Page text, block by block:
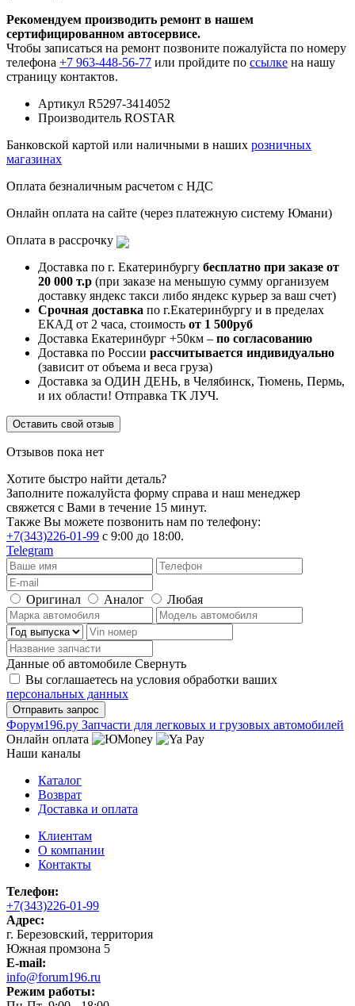
Рекомендуем производить ремонт в нашем
сертифицированном автосервисе.
Чтобы записаться на ремонт позвоните пожалуйста по номеру
телефона +7 963-448-56-77 или пройдите по ссылке на нашу
страницу контактов.
Артикул R5297-3414052
Производитель ROSTAR
Банковской картой или наличными в наших розничных
магазинах
Оплата безналичным расчетом с НДС
Онлайн оплата на сайте (через платежную систему Юмани)
Оплата в рассрочку
Доставка по г. Екатеринбургу бесплатно при заказе от
20 000 т.р (при заказе на меньшую сумму организуем
доставку яндекс такси либо яндекс курьер за ваш счет)
Срочная доставка по г.Екатеринбургу и в пределах
ЕКАД от 2 часа, стоимость от 1 500руб
Доставка Екатеринбург +50км – по согласованию
Доставка по России рассчитывается индивидуально
(зависит от объема и веса груза)
Доставка за ОДИН ДЕНЬ, в Челябинск, Тюмень, Пермь,
и их области! Отправка ТК ЛУЧ.
Оставить свой отзыв
Отзывов пока нет
Хотите быстро найти деталь?
Заполните пожалуйста форму справа и наш менеджер
свяжется с Вами в течение 15 минут.
Также Вы можете позвонить нам по телефону:
+7(343)226-01-99 с 9:00 до 18:00.
Telegram
Оригинал Аналог Любая
Данные об автомобиле Свернуть
Вы соглашаетесь на условия обработки ваших
персональных данных
Фoрум196.ру Запчасти для легковых и грузовых автомобилей
Онлайн оплата
Наши каналы
Каталог
Возврат
Доставка и оплата
Клиентам
О компании
Контакты
Телефон:
+7(343)226-01-99
Адрес:
г. Березовский, территория
Южная промзона 5
E-mail:
info@forum196.ru
Режим работы: